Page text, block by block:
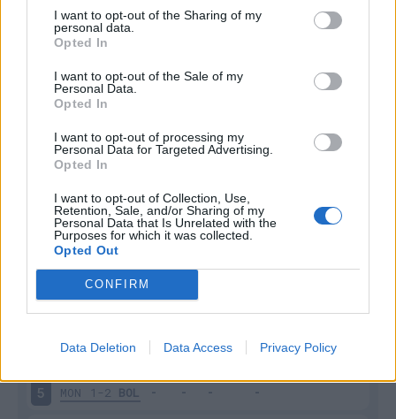
I want to opt-out of the Sharing of my
personal data.
Opted In
I want to opt-out of the Sale of my
Personal Data.
Opted In
I want to opt-out of processing my
Personal Data for Targeted Advertising.
Opted In
I want to opt-out of Collection, Use,
Retention, Sale, and/or Sharing of my
Personal Data that Is Unrelated with the
Purposes for which it was collected.
Opted Out
CONFIRM
Data Deletion Data Access Privacy Policy
Scarica riepilogo
stagionale
Scarica
Giornata VotoFVEntratoUscito Bonus/Malus
BOL 1-1 UDI
2 NAP 3-0 BOL
3 BOL 1-1 EMP
COM 2-2 BOL
5 MON 1-2 BOL